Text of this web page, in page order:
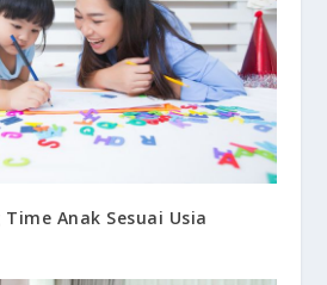
Anak Sesuai Usia